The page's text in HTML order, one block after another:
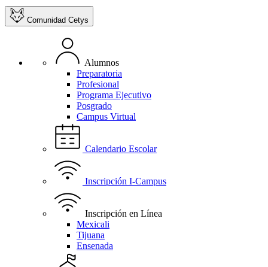
Comunidad Cetys
Alumnos
Preparatoria
Profesional
Programa Ejecutivo
Posgrado
Campus Virtual
Calendario Escolar
Inscripción I-Campus
Inscripción en Línea
Mexicali
Tijuana
Ensenada